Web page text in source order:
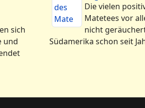
sich
und
Die vielen
Matetees vor
nicht
Südamerika schon seit